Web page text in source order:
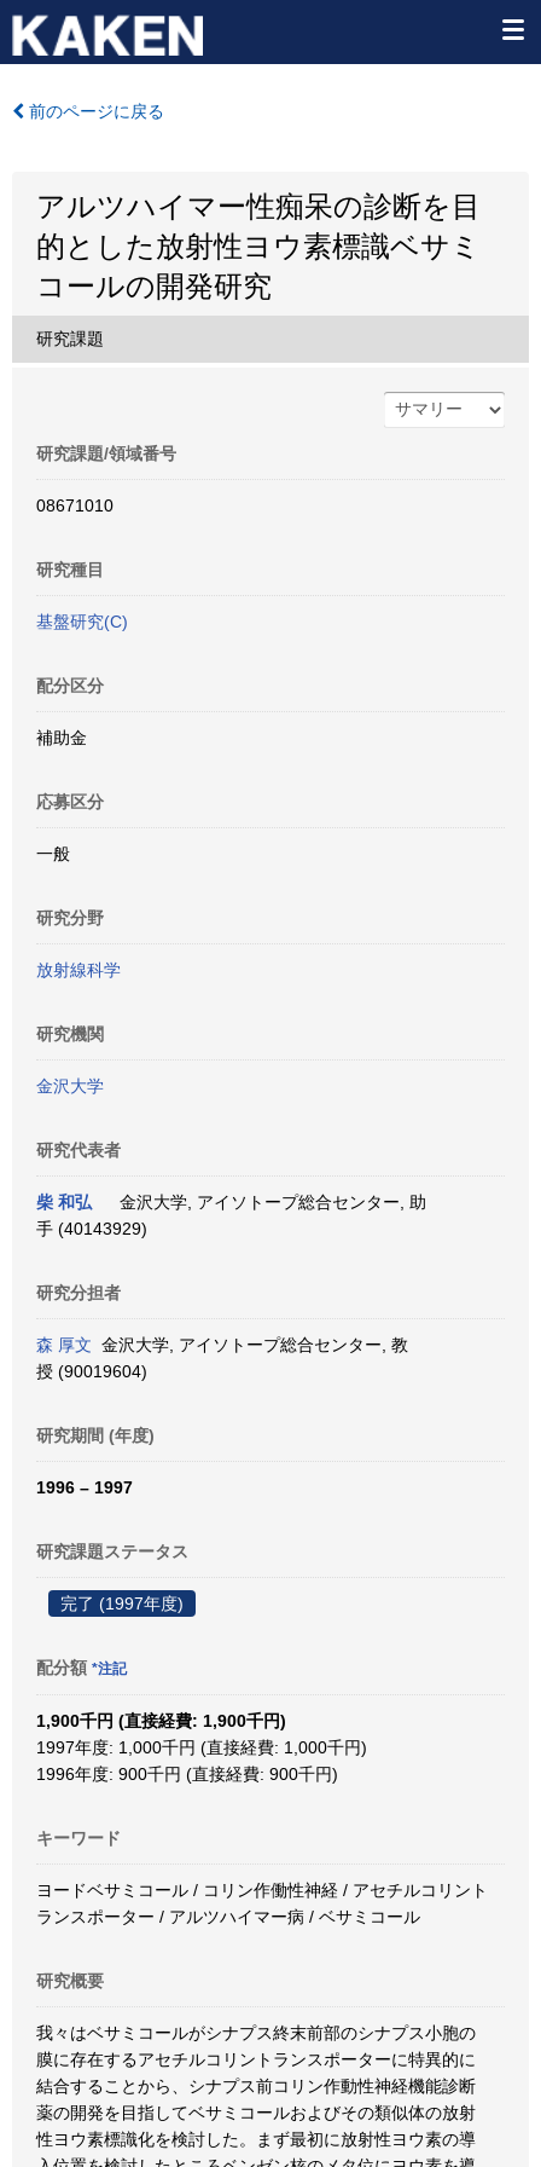
前のページに戻る
アルツハイマー性痴呆の診断を目
的とした放射性ヨウ素標識ベサミ
コールの開発研究
研究課題
研究課題/領域番号
08671010
研究種目
基盤研究(C)
配分区分
補助金
応募区分
一般
研究分野
放射線科学
研究機関
金沢大学
研究代表者
柴 和弘
金沢大学, アイソトープ総合センター, 助
手 (40143929)
研究分担者
森 厚文 金沢大学, アイソトープ総合センター, 教
授 (90019604)
研究期間 (年度)
1996 – 1997
研究課題ステータス
完了 (1997年度)
配分額 *注記
1,900千円 (直接経費: 1,900千円)
1997年度: 1,000千円 (直接経費: 1,000千円)
1996年度: 900千円 (直接経費: 900千円)
キーワード
ヨードベサミコール / コリン作働性神経 / アセチルコリント
ランスポーター / アルツハイマー病 / ベサミコール
研究概要
我々はベサミコールがシナプス終末前部のシナプス小胞の
膜に存在するアセチルコリントランスポーターに特異的に
結合することから、シナプス前コリン作動性神経機能診断
薬の開発を目指してベサミコールおよびその類似体の放射
性ヨウ素標識化を検討した。まず最初に放射性ヨウ素の導